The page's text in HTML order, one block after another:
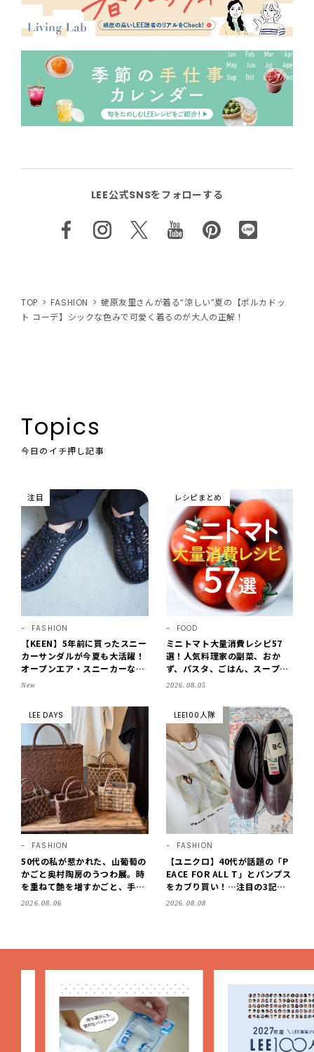
LEE公式SNSをフォローする
TOP FASHION
蛯原友里さんが着る“涼しい”夏の【ポルカドッ
ト コーデ】シックな色みで可愛く着るのが大人の正解！
Topics
今日のイチ押し記事
注目
FASHION
【KEEN】5年前に買ったスニー
カーサンダルが今夏も大活躍！
オープンエア・スニーカーなら
涼しくて歩きやすい【LEE編集
て！」#71】
New
レシピまとめ
FOOD
ミニトマト大量消費レシピ57
選！人気料理家の副菜、おか
ず、パスタ、ごはん、スープま
で【保存版】
2026.08.05
LEE DAYS
FASHION
50代の私が惹かれた、山葡萄の
かごと奥村陶房のうつわ展。時
を重ねて艶を増すかごと、手仕
事の美しさに出会いました。
2026.08.06
LEE100人隊
FASHION
【ユニクロ】40代が話題の「P
EACE FOR ALL T」とパンプス
をカブり買い！…注目の3記事
をチェック♪【LEE100人隊・2
2026.08.08